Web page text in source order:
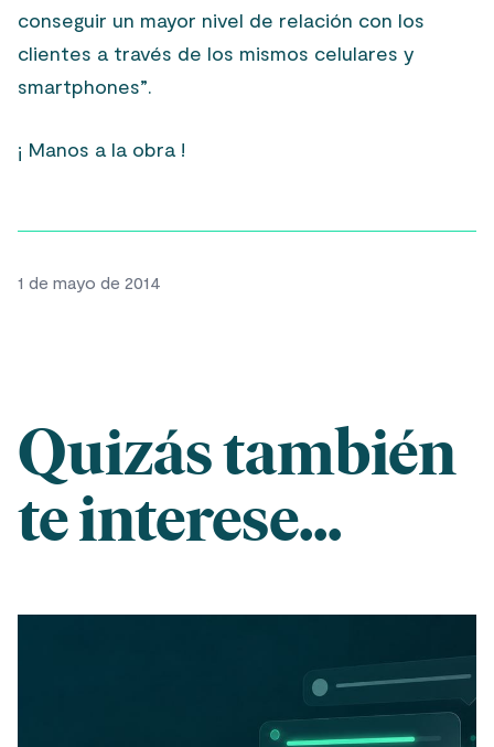
conseguir un mayor nivel de relación con los
clientes a través de los mismos celulares y
smartphones”.
¡ Manos a la obra !
1 de mayo de 2014
Quizás también
te interese...